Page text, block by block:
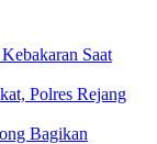
Saat
Polres Rejang
Bagikan